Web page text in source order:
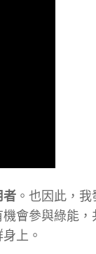
者 。也因此，
會參與綠能
上。